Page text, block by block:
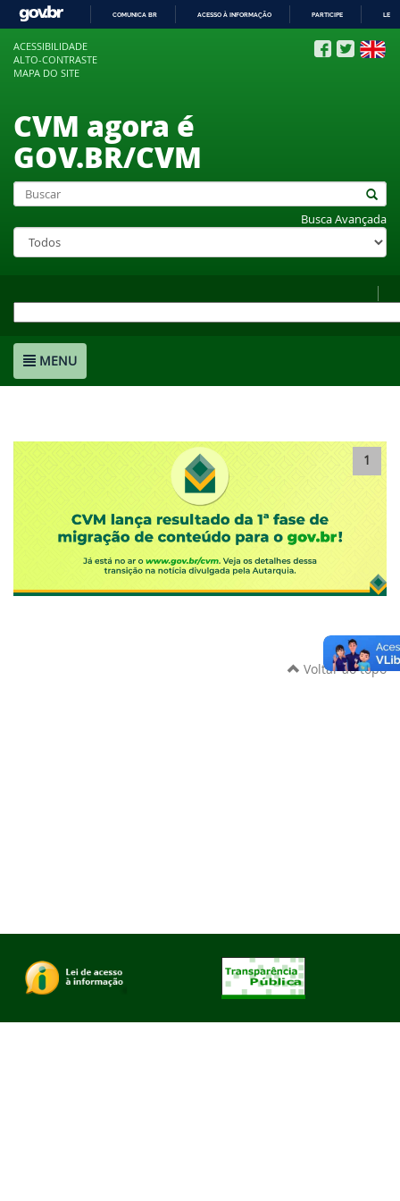
COMUNICA BR ACESSO À INFORMAÇÃO PARTICIPE
ACESSIBILIDADE
ALTO-CONTRASTE
MAPA DO SITE
CVM agora é
GOV.BR/CVM
Busca Avançada
MENU
1
Voltar ao topo